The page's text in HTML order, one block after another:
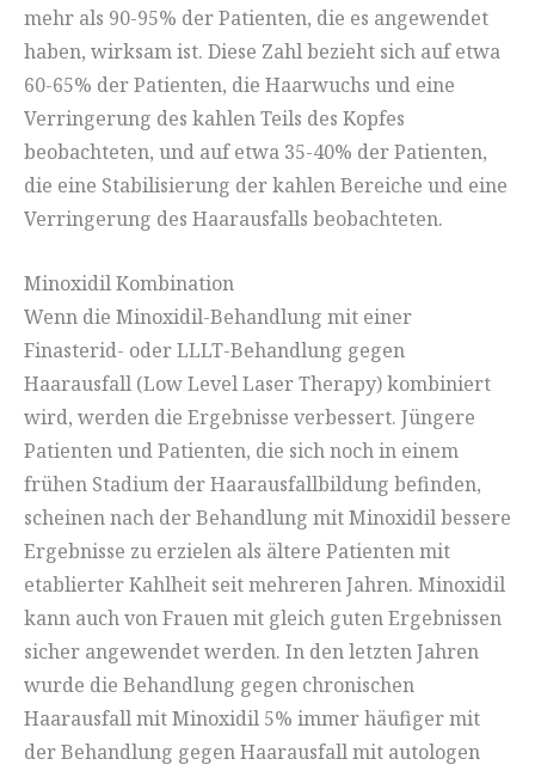
mehr als 90-95% der Patienten, die es angewendet
haben, wirksam ist. Diese Zahl bezieht sich auf etwa
60-65% der Patienten, die Haarwuchs und eine
Verringerung des kahlen Teils des Kopfes
beobachteten, und auf etwa 35-40% der Patienten,
die eine Stabilisierung der kahlen Bereiche und eine
Verringerung des Haarausfalls beobachteten.
Minoxidil Kombination
Wenn die Minoxidil-Behandlung mit einer
Finasterid- oder LLLT-Behandlung gegen
Haarausfall (Low Level Laser Therapy) kombiniert
wird, werden die Ergebnisse verbessert. Jüngere
Patienten und Patienten, die sich noch in einem
frühen Stadium der Haarausfallbildung befinden,
scheinen nach der Behandlung mit Minoxidil bessere
Ergebnisse zu erzielen als ältere Patienten mit
etablierter Kahlheit seit mehreren Jahren. Minoxidil
kann auch von Frauen mit gleich guten Ergebnissen
sicher angewendet werden. In den letzten Jahren
wurde die Behandlung gegen chronischen
Haarausfall mit Minoxidil 5% immer häufiger mit
der Behandlung gegen Haarausfall mit autologen